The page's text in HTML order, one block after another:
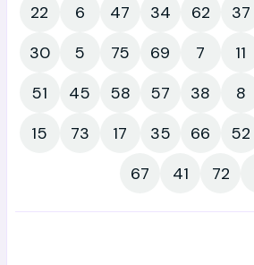
22
6 47 34 62 37
30
5 75 69 7 11
51
45 58 57 38 8
15
73 17 35 66 52
67
41 72